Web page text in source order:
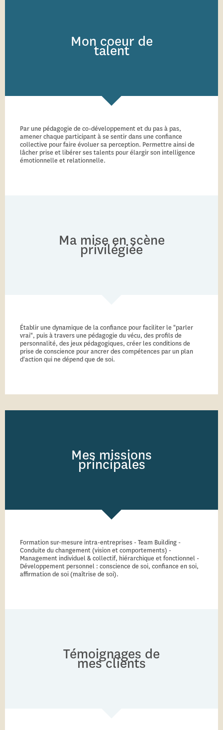
Mon coeur de
talent
Par une pédagogie de co-développement et du pas à pas,
amener chaque participant à se sentir dans une confiance
collective pour faire évoluer sa perception. Permettre ainsi de
lâcher prise et libérer ses talents pour élargir son intelligence
émotionnelle et relationnelle.
Ma mise en scène
privilégiée
Établir une dynamique de la confiance pour faciliter le "parler
vrai", puis à travers une pédagogie du vécu, des profils de
personnalité, des jeux pédagogiques, créer les conditions de
prise de conscience pour ancrer des compétences par un plan
d'action qui ne dépend que de soi.
Mes missions
principales
Formation sur-mesure intra-entreprises - Team Building -
Conduite du changement (vision et comportements) -
Management individuel & collectif, hiérarchique et fonctionnel -
Développement personnel : conscience de soi, confiance en soi,
affirmation de soi (maîtrise de soi).
Témoignages de
mes clients